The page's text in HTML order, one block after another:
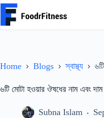
Skip
to
content
Home Blogs স্বাস্থ্য
৬টি মোটা হওয়ার ঔষধের নাম এবং দাম
Subna Islam